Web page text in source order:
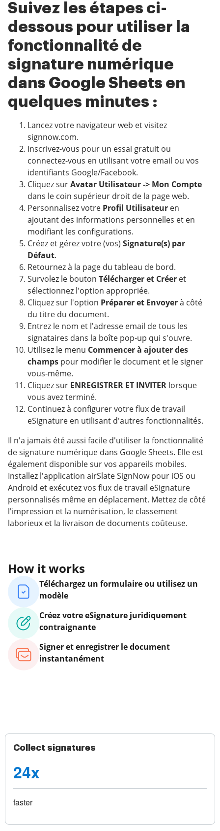
Suivez les étapes ci-
dessous pour utiliser la
fonctionnalité de
signature numérique
dans Google Sheets en
quelques minutes :
Lancez votre navigateur web et visitez
signnow.com.
Inscrivez-vous pour un essai gratuit ou
connectez-vous en utilisant votre email ou vos
identifiants Google/Facebook.
Cliquez surAvatar Utilisateur -> Mon Compte
dans le coin supérieur droit de la page web.
Personnalisez votre Profil Utilisateur en
ajoutant des informations personnelles et en
modifiant les configurations.
Créez et gérez votre (vos) Signature(s) par
Défaut.
Retournez à la page du tableau de bord.
Survolez le bouton Télécharger et Créer et
sélectionnez l'option appropriée.
Cliquez sur l'option Préparer et Envoyerà côté
du titre du document.
Entrez le nom et l'adresse email de tous les
signataires dans la boîte pop-up qui s'ouvre.
Utilisez le menu Commencer à ajouter des
champs pour modifier le document et le signer
vous-même.
Cliquez sur ENREGISTRER ET INVITER lorsque
vous avez terminé.
Continuez à configurer votre flux de travail
eSignature en utilisant d'autres fonctionnalités.
Il n'a jamais été aussi facile d'utiliser la fonctionnalité
de signature numérique dans Google Sheets. Elle est
également disponible sur vos appareils mobiles.
Installez l'application airSlate SignNow pour iOS ou
Android et exécutez vos flux de travail eSignature
personnalisés même en déplacement. Mettez de côté
l'impression et la numérisation, le classement
laborieux et la livraison de documents coûteuse.
How it works
Téléchargez un formulaire ou utilisez un
modèle
Créez votre eSignature juridiquement
contraignante
Signer et enregistrer le document
instantanément
Collect signatures
24x
faster